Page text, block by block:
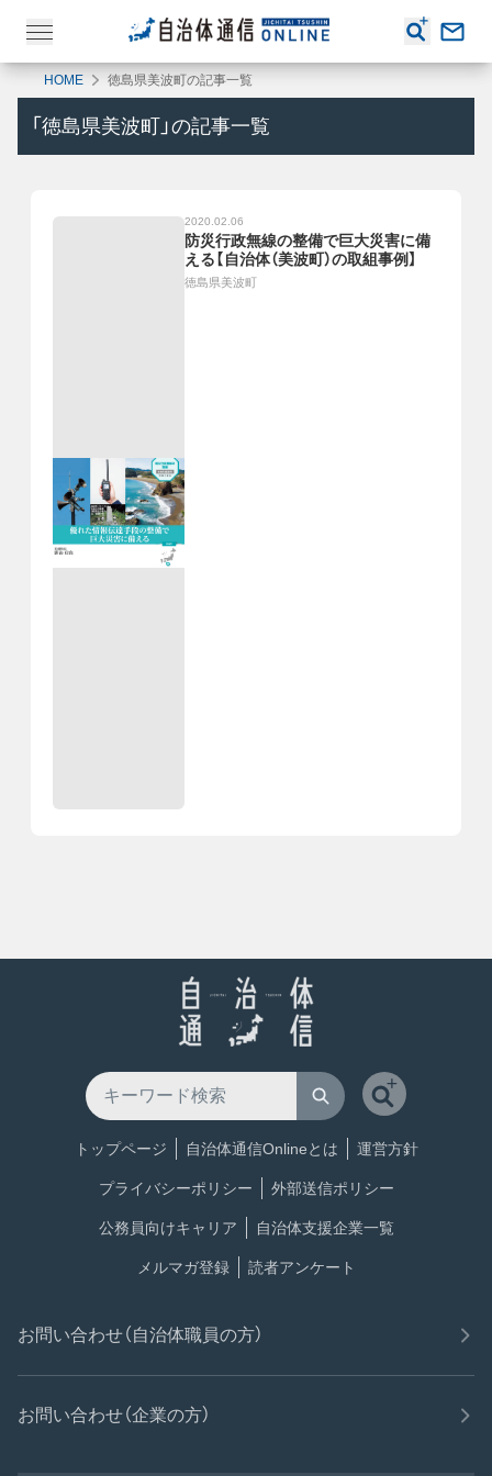
HOME 徳島県美波町の記事一覧
「 徳島県美波町 」の記事一覧
2020.02.06
防災行政無線の整備で巨大災害に備
える【自治体（美波町）の取組事例】
徳島県美波町
トップページ 自治体通信Onlineとは 運営方針
プライバシーポリシー 外部送信ポリシー
公務員向けキャリア 自治体支援企業一覧
メルマガ登録 読者アンケート
お問い合わせ（自治体職員の方）
お問い合わせ（企業の方）